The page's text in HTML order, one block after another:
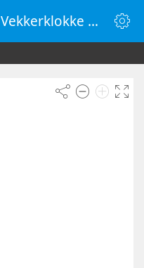
Vekkerklokke 13:11 - Vekkerklokke Online